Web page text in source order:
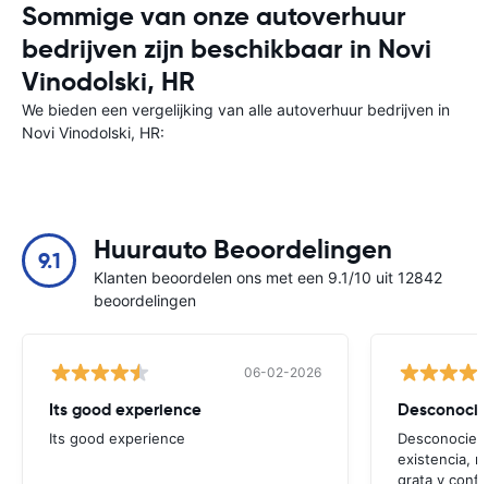
Sommige van onze autoverhuur
bedrijven zijn beschikbaar in Novi
Vinodolski, HR
We bieden een vergelijking van alle autoverhuur bedrijven in
Novi Vinodolski, HR:
9.1 Huurauto Beoordelingen
Klanten beoordelen ons met een 9.1/10 uit 12842
beoordelingen
06-02-2026
Its good experience
Its good experience
existencia,
grata y